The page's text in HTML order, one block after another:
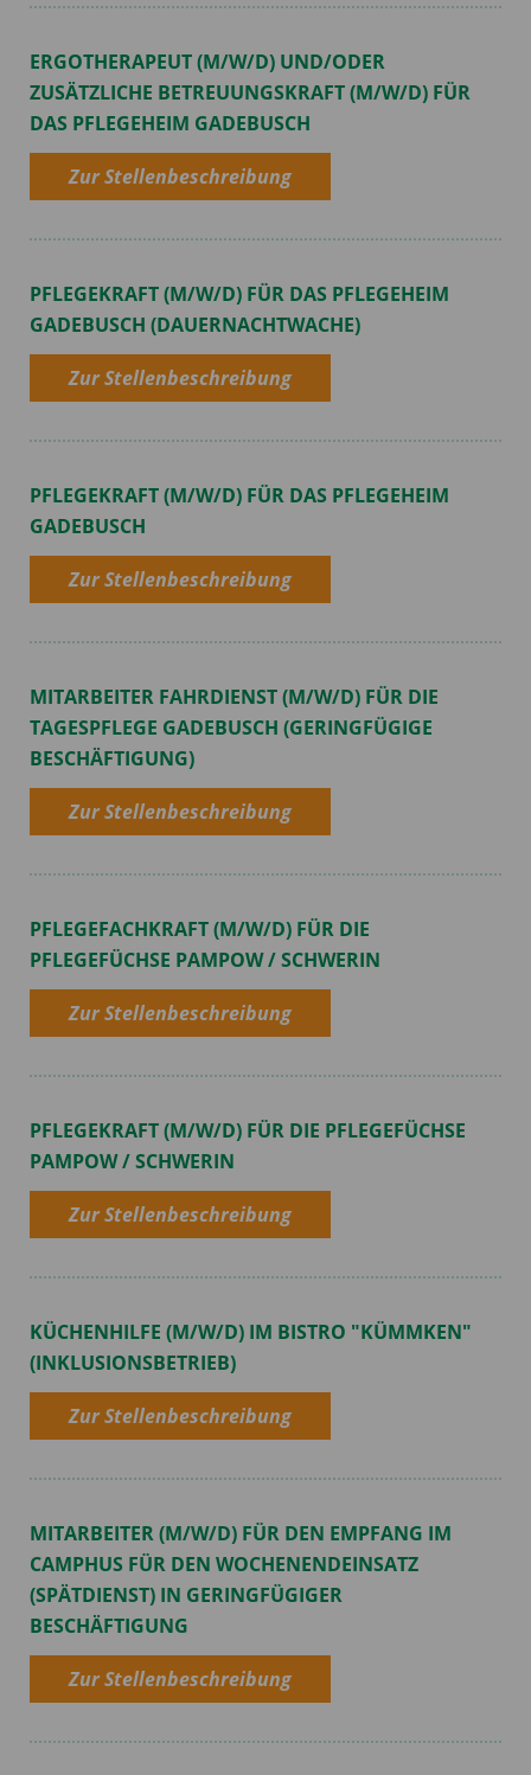
ERGOTHERAPEUT (M/W/D) UND/ODER
ZUSÄTZLICHE BETREUUNGSKRAFT (M/W/D) FÜR
DAS PFLEGEHEIM GADEBUSCH
Zur Stellenbeschreibung
PFLEGEKRAFT (M/W/D) FÜR DAS PFLEGEHEIM
GADEBUSCH (DAUERNACHTWACHE)
Zur Stellenbeschreibung
PFLEGEKRAFT (M/W/D) FÜR DAS PFLEGEHEIM
GADEBUSCH
Zur Stellenbeschreibung
MITARBEITER FAHRDIENST (M/W/D) FÜR DIE
TAGESPFLEGE GADEBUSCH (GERINGFÜGIGE
BESCHÄFTIGUNG)
Zur Stellenbeschreibung
PFLEGEFACHKRAFT (M/W/D) FÜR DIE
PFLEGEFÜCHSE PAMPOW / SCHWERIN
Zur Stellenbeschreibung
PFLEGEKRAFT (M/W/D) FÜR DIE PFLEGEFÜCHSE
PAMPOW / SCHWERIN
Zur Stellenbeschreibung
KÜCHENHILFE (M/W/D) IM BISTRO "KÜMMKEN"
(INKLUSIONSBETRIEB)
Zur Stellenbeschreibung
MITARBEITER (M/W/D) FÜR DEN EMPFANG IM
CAMPHUS FÜR DEN WOCHENENDEINSATZ
(SPÄTDIENST) IN GERINGFÜGIGER
BESCHÄFTIGUNG
Zur Stellenbeschreibung